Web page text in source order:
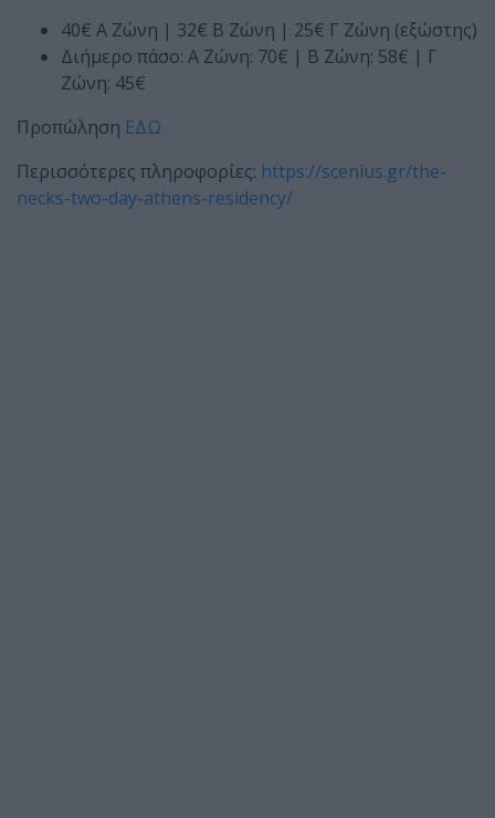
40€ Α Ζώνη | 32€ Β Ζώνη | 25€ Γ Ζώνη (εξώστης)
Διήμερο πάσο: Α Ζώνη: 70€ | Β Ζώνη: 58€ | Γ
Ζώνη: 45€
Προπώληση ΕΔΩ
Περισσότερες πληροφορίες: https://scenius.gr/the-
necks-two-day-athens-residency/